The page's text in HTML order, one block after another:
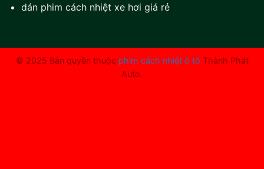
dán phim cách nhiệt xe hơi giá rẻ
© 2025 Bản quyền thuộc phim cách nhiệt ô tô Thành Phát
Auto.